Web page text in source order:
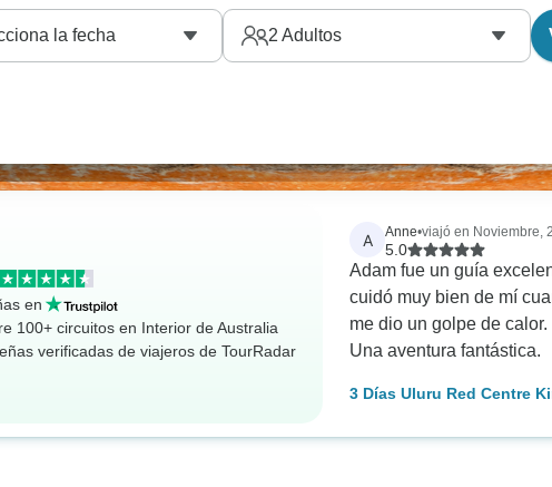
la fecha 2 Adultos
en
100+ circuitos en Interior de Australia
verificadas de viajeros de TourRadar
A Anne•viajó en Noviembre,
5.0
Adam fue un guía
cuidó muy bien de mí
me dio un golpe de calor.
Una aventura fantástica.
3 Días Uluru Red Centre
Ayers Rock